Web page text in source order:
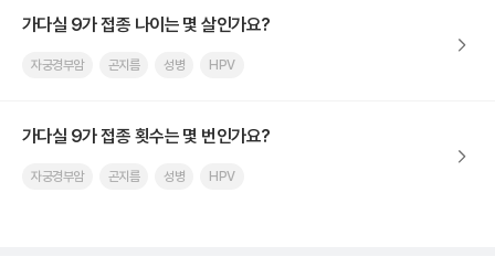
가다실 9가 접종 나이는 몇 살인가요?
자궁경부암 곤지름 성병 HPV
가다실 9가 접종 횟수는 몇 번인가요?
자궁경부암 곤지름 성병 HPV